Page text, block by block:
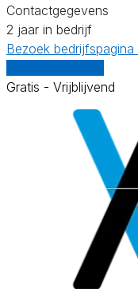
Contactgegevens
2 jaar in bedrijf
Bezoek bedrijfspagina
Gratis - Vrijblijvend